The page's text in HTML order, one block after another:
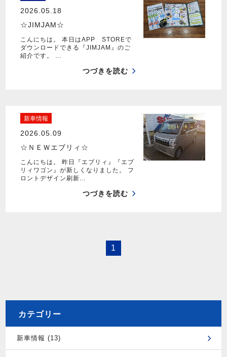
2026.05.18
☆JIMJAM☆
こんにちは。 本日はAPP STOREで
ダウンロードできる『JIMJAM』のご
紹介です。 …
つづきを読む
新車情報
2026.05.09
☆ＮＥＷエブリィ☆
こんにちは。 昨日『エブリィ』『エブ
リィワゴン』が新しくなりました。 フ
ロントデザイン刷新…
つづきを読む
1
カテゴリー
新車情報 (13)